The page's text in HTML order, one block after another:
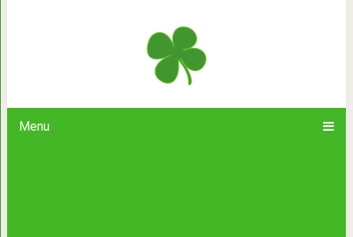
Menu
Ей всего 3 годика но вы